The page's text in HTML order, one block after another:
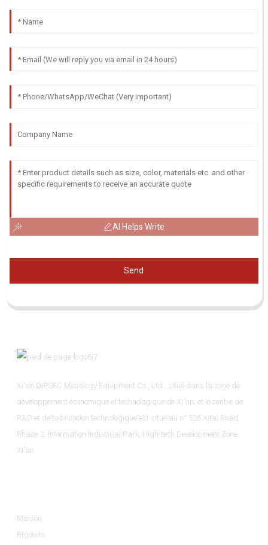
AI Helps Write
Send
Xi'an DIPSEC Metrology Equipment Co., Ltd., situé dans la zone de
développement économique et technologique de Xi'an, et le centre de
R&D et de fabrication technologique est situé au n° 526 Xitai Road,
Phase 2, Information Industrial Park, High-tech Development Zone,
Xi'an.
Maison
Produits